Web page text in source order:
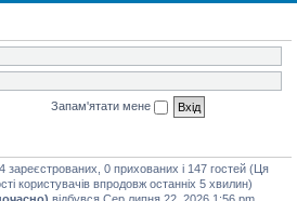
Запам'ятати мене
зареєстрованих, 0 прихованих і 147 гостей (Ця
користувачів впродовж останніх 5 хвилин)
відбувся Сер липня 22, 2026 1:56 pm